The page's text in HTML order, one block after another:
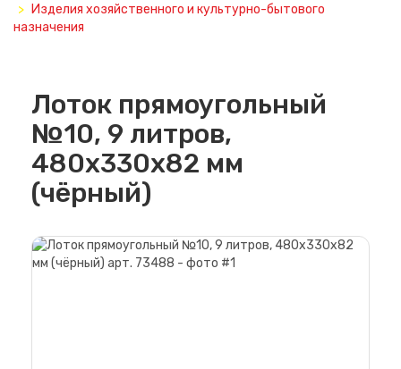
Изделия хозяйственного и культурно-бытового
назначения
Лоток прямоугольный
№10, 9 литров,
480х330х82 мм
(чёрный)